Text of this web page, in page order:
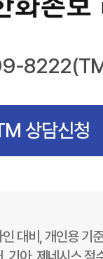
상담신청
대비, 개인용 기